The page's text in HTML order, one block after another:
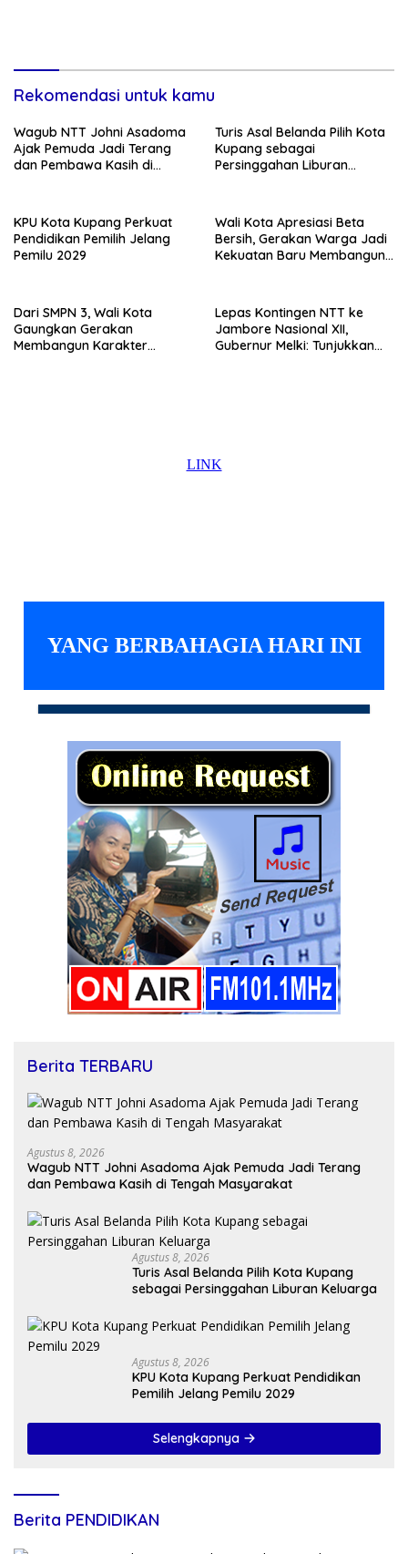
Rekomendasi untuk kamu
Wagub NTT Johni Asadoma
Ajak Pemuda Jadi Terang
dan Pembawa Kasih di
Turis Asal Belanda Pilih Kota
Kupang sebagai
Persinggahan Liburan
KPU Kota Kupang Perkuat
Pendidikan Pemilih Jelang
Pemilu 2029
Wali Kota Apresiasi Beta
Bersih, Gerakan Warga Jadi
Kekuatan Baru Membangun
Dari SMPN 3, Wali Kota
Gaungkan Gerakan
Membangun Karakter
Lepas Kontingen NTT ke
Jambore Nasional XII,
Gubernur Melki: Tunjukkan
Berita TERBARU
Agustus 8, 2026
Wagub NTT Johni Asadoma Ajak Pemuda Jadi Terang
dan Pembawa Kasih di Tengah Masyarakat
Agustus 8, 2026
Turis Asal Belanda Pilih Kota Kupang
sebagai Persinggahan Liburan Keluarga
Agustus 8, 2026
KPU Kota Kupang Perkuat Pendidikan
Pemilih Jelang Pemilu 2029
Selengkapnya
Berita PENDIDIKAN